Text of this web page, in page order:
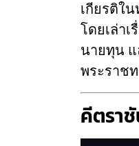
เกียรติใ
โดยเล่า
นายทุน แ
พระราช
คีตรา